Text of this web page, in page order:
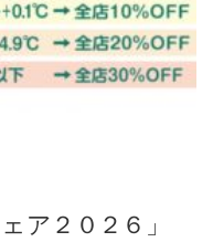
ェア２０２６」